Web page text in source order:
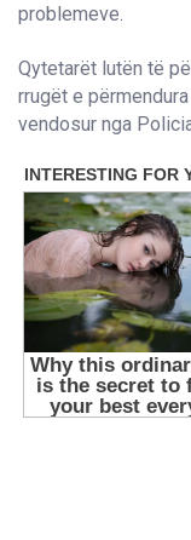
problemeve.
Qytetarët lutën të
rrugët e
vendosur nga